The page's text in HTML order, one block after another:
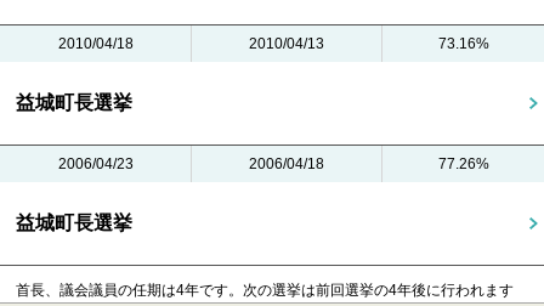
2010/04/18 2010/04/13 73.16%
益城町長選挙
2006/04/23 2006/04/18 77.26%
益城町長選挙
首長、議会議員の任期は4年です。 次の選挙は前回選挙の4年後に行われます